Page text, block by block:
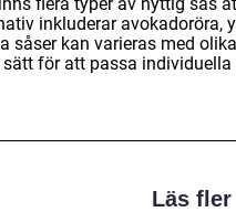
inkluderar avokadoröra,
såser kan varieras med
för att passa individuella
Läs